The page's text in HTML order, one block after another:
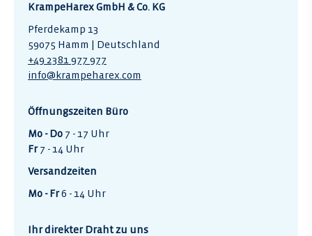
KrampeHarex GmbH & Co. KG
Pferdekamp 13
59075 Hamm | Deutschland
+49 2381 977 977
info@krampeharex.com
Öffnungszeiten Büro
Mo - Do 7 - 17 Uhr
Fr7 - 14 Uhr
Versandzeiten
Mo - Fr6 - 14 Uhr
Ihr direkter Draht zu uns